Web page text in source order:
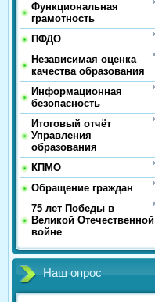
Функциональная
грамотность
ПФДО
Независимая оценка
качества образования
Информационная
безопасность
Итоговый отчёт
Управления
образования
КПМО
Обращение граждан
75 лет Победы в
Великой Отечественной
войне
Наш опрос